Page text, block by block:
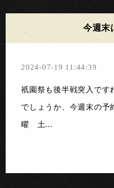
今週末
2024-07-19 11:44:39
祇園祭も後半戦突入です
でしょうか、今週末の予
曜 土...